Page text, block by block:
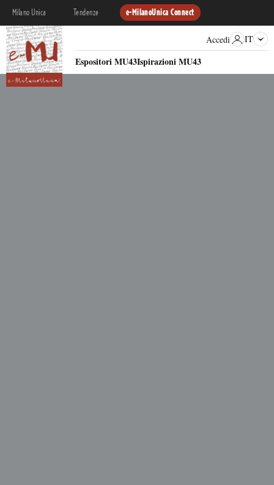
Milano Unica Tendenze e-MilanoUnica Connect
Espositori MU43Ispirazioni MU43
Accedi IT